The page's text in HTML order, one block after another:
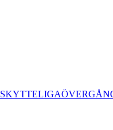
SKYTTELIGA